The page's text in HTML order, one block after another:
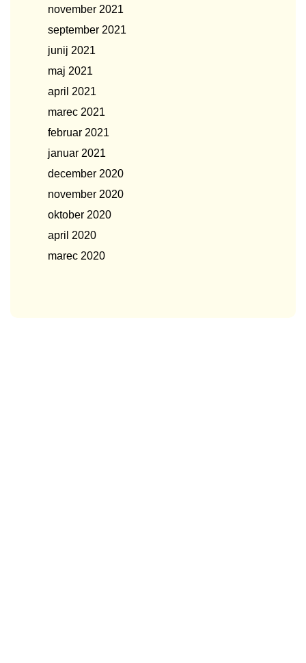
november 2021
september 2021
junij 2021
maj 2021
april 2021
marec 2021
februar 2021
januar 2021
december 2020
november 2020
oktober 2020
april 2020
marec 2020